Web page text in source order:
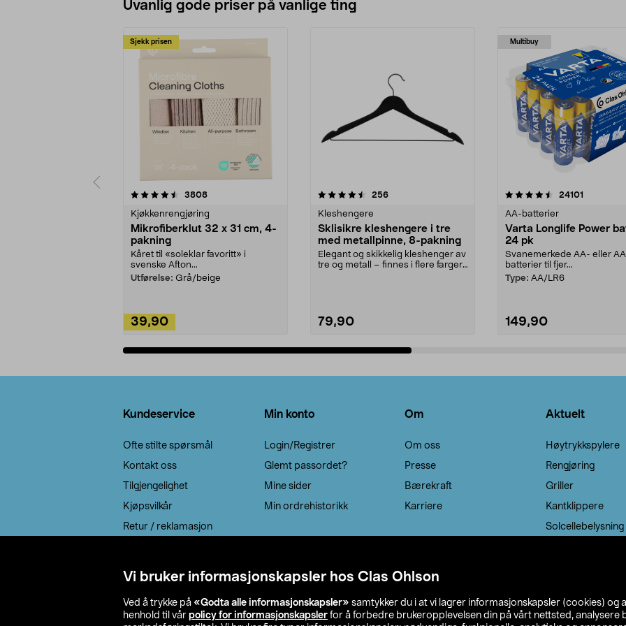
Vi bruker informasjonskapsler hos Clas Ohlson
Ved å trykke på «Godta alle informasjonskapsler» samtykker du i at vi lagrer informasjonskapsler (cookies) og
henhold til vår policy for informasjonskapsler for å forbedre brukeropplevelsen din på vårt nettsted, analysere
Uvanlig gode priser på vanlige ting
Sjekk prisen
3808anmeldelser
Kjøkkenrengjøring
Mikrofiberklut 32 x 31 cm, 4-
pakning
Kåret til «soleklar favoritt» i
svenske Afton...
Utførelse: Grå/beige
39,90
4.5av 5 stjerner 256anmeldelser
Kleshengere
Sklisikre kleshengere i tre
med metallpinne, 8-pakning
Elegant og skikkelig kleshenger av
tre og metall – finnes i flere farger.
79,90
Multibuy
4.5av 5 stjerner 24101
AA-batterier
Varta Longlife Power
24 pk
Svanemerkede AA- eller
batterier til fjer...
Type: AA/LR6
149,90
4.5av 5 stjerner
Kundeservice
Ofte stilte spørsmål
Kontakt oss
Tilgjengelighet
Kjøpsvilkår
Retur / reklamasjon
Min konto
Login/Registrer
Glemt passordet?
Mine sider
Min ordrehistorikk
Om
Om oss
Presse
Bærekraft
Karriere
Aktuelt
Høytrykkspylere
Rengjøring
Griller
Kantklippere
Solcellebelysning